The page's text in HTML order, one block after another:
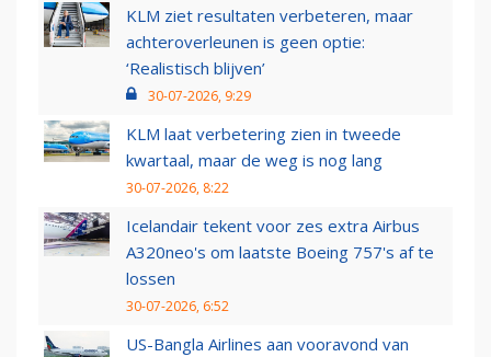
KLM ziet resultaten verbeteren, maar
achteroverleunen is geen optie:
‘Realistisch blijven’
30-07-2026, 9:29
KLM laat verbetering zien in tweede
kwartaal, maar de weg is nog lang
30-07-2026, 8:22
Icelandair tekent voor zes extra Airbus
A320neo's om laatste Boeing 757's af te
lossen
30-07-2026, 6:52
US-Bangla Airlines aan vooravond van